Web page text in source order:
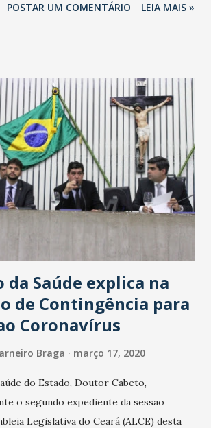
não foi anunciada oficialmente, mas
POSTAR UM COMENTÁRIO LEIA MAIS »
da Saúde explica na
de Contingência para
Coronavírus
Braga março 17, 2020
do Estado, Doutor Cabeto,
o segundo expediente da sessão
Legislativa do Ceará (ALCE) desta